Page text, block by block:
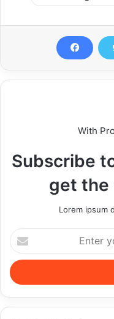
With
Subscribe
get the
Lorem ipsum
Enter
your
Email
address